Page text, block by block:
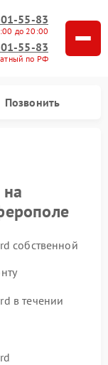
55-83
до 20:00
55-83
по РФ
Позвонить
собственной
в течении